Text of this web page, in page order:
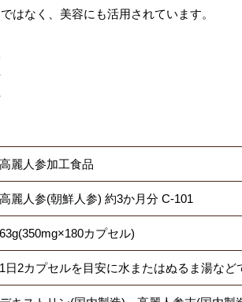
はなく、美容にも活用されています。
高麗人参加工食品
高麗人参(朝鮮人参) 約3か月分 C-101
63g(350mg×180カプセル)
1日2カプセルを目安に水またはぬるま湯など